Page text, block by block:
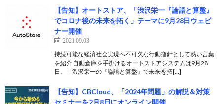
【告知】オートストア、「渋沢栄一『論語と算盤』
でコロナ後の未来を拓く」テーマに9月28日ウェビ
ナー開催
2021.09.03
持続可能な経済社会実現へ不可欠な行動指針として熱い言葉
を紹介 自動倉庫を手掛けるオートストアシステムは9月28
日、「渋沢栄一の『論語と算盤』で未来を拓[…]
【告知】CBCloud、「2024年問題」の解説＆対策
セミナーを2月8日にオンライン開催